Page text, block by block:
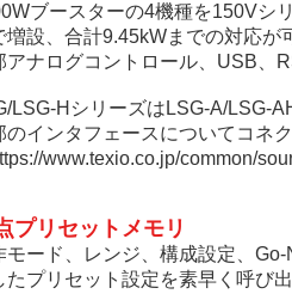
ブースターの4機種を150Vシ
増設、合計9.45kWまでの対応
アナログコントロール、USB、
LSG-HシリーズはLSG-A/LSG-
のインタフェースについてコネ
www.texio.co.jp/common/
プリセットメモリ
モード、レンジ、構成設定、
たプリセット設定を素早く呼び